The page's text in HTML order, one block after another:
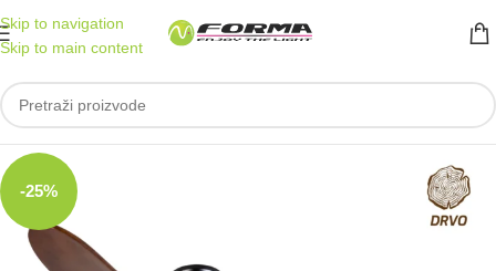
Skip to navigation
Skip to main content
-25%